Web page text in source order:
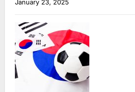
January 23, 2025